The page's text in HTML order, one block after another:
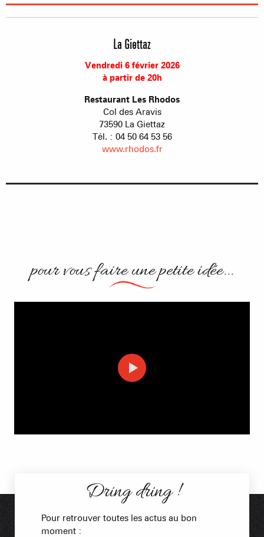
La Giettaz
Vendredi 6 février 2026
à partir de 20h
Restaurant Les Rhodos
Col des Aravis
73590 La Giettaz
Tél. : 04 50 64 53 56
www.rhodos.fr
pour vous faire une petite idée...
Dring dring !
Pour retrouver toutes les actus au bon
moment :